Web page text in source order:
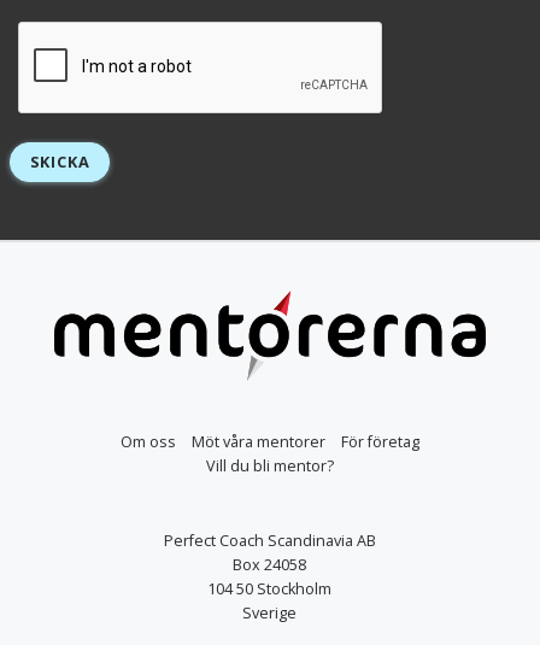
SKICKA
Perfect Coach Scandinavia AB
Box 24058
104 50 Stockholm
Sverige
Om oss Möt våra mentorer
För företag
Vill du bli mentor?